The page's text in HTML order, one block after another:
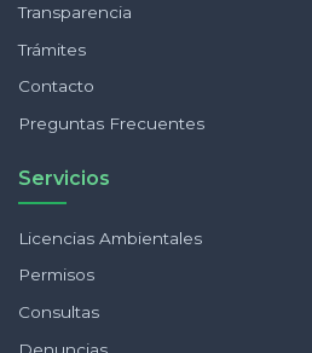
Transparencia
Trámites
Contacto
Preguntas Frecuentes
Servicios
Licencias Ambientales
Permisos
Consultas
Denuncias